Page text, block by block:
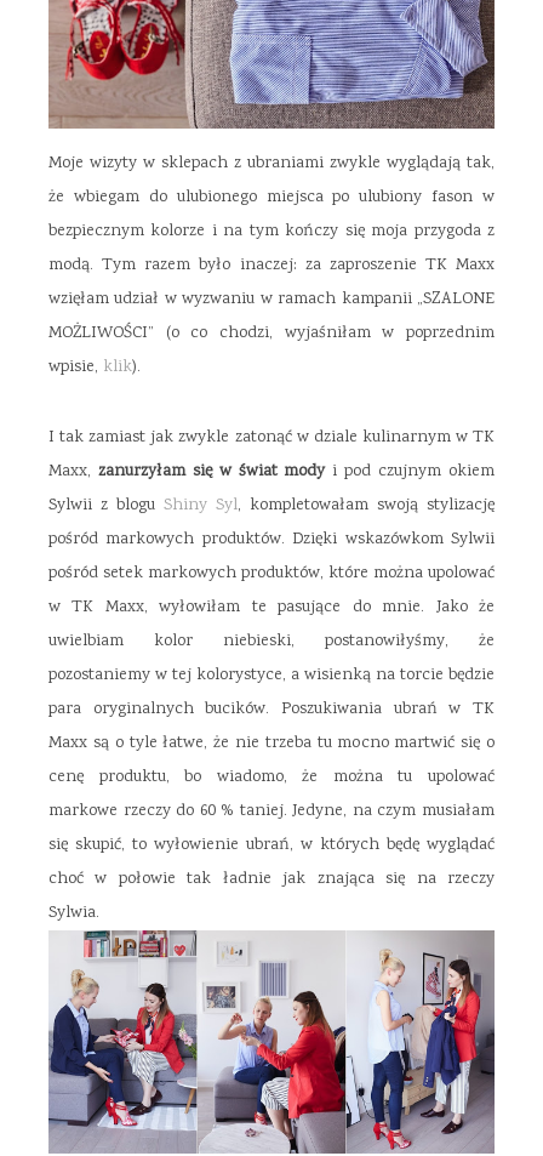
Moje wizyty w sklepach z ubraniami zwykle wyglądają tak,
że wbiegam do ulubionego miejsca po ulubiony fason w
bezpiecznym kolorze i na tym kończy się moja przygoda z
modą. Tym razem było inaczej: za zaproszenie TK Maxx
wzięłam udział w wyzwaniu w ramach kampanii „SZALONE
MOŻLIWOŚCI” (o co chodzi, wyjaśniłam w poprzednim
wpisie, klik).
I tak zamiast jak zwykle zatonąć w dziale kulinarnym w TK
Maxx, zanurzyłam się w świat modyi pod czujnym okiem
Sylwii z blogu Shiny Syl, kompletowałam swoją stylizację
pośród markowych produktów. Dzięki wskazówkom Sylwii
pośród setek markowych produktów, które można upolować
w TK Maxx, wyłowiłam te pasujące do mnie. Jako że
uwielbiam kolor niebieski, postanowiłyśmy, że
pozostaniemy w tej kolorystyce, a wisienką na torcie będzie
para oryginalnych bucików. Poszukiwania ubrań w TK
Maxx są o tyle łatwe, że nie trzeba tu mocno martwić się o
cenę produktu, bo wiadomo, że można tu upolować
markowe rzeczy do 60 % taniej. Jedyne, na czym musiałam
się skupić, to wyłowienie ubrań, w których będę wyglądać
choć w połowie tak ładnie jak znająca się na rzeczy
Sylwia.